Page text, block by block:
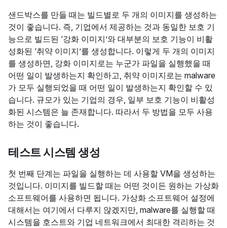
샌드박스를 만들 때는 빌드별로 두 개의 이미지를 생성하는
것이 좋습니다. 즉, 기업에서 제공하는 것과 동일한 보호 기
능으로 빌드된 ‘강화 이미지’와 대부분의 보호 기능이 비활
성화된 ‘취약 이미지’를 생성합니다. 이렇게 두 개의 이미지
를 생성하면, 강화 이미지로는 누군가 파일을 실행했을 때
어떤 일이 발생하는지 확인하고, 취약 이미지로는 malware
가 모두 실행되었을 때 어떤 일이 발생하는지 확인할 수 있
습니다. 규모가 있는 기업의 경우, 일부 보호 기능이 비활성
화된 시스템은 늘 존재합니다. 따라서 두 방법을 모두 사용
하는 것이 좋습니다.
테스트 시스템 생성
첫 번째 단계는 파일을 실행하는 데 사용할 VM을 생성하는
것입니다. 이미지를 빌드할 때는 어떤 것이든 원하는 가상화
소프트웨어를 사용하면 됩니다. 가상화 소프트웨어 설정에
대해서는 여기에서 다루지 않겠지만, malware를 실행할 때
시스템을 호스트와 기업 네트워크에서 최대한 격리하는 것